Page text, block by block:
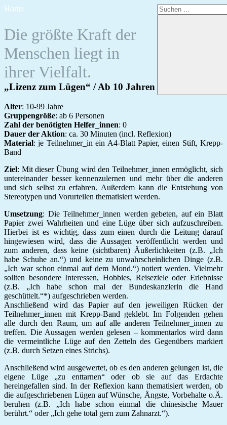
Zum
Home
Die größte Kraft der
Menschen liegt in
ihrer Vielfalt.
Suchen
nach:
„Lizenz zum Lügen“ / Ab 10 Jahren
Alter: 10-99 Jahre
Gruppengröße: ab 6 Personen
Zahl der benötigten Helfer_innen: 0
Dauer der Aktion: ca. 30 Minuten (incl. Reflexion)
Material: je Teilnehmer_in ein A4-Blatt Papier, einen Stift, Krepp-
Band
Ziel: Mit dieser Übung wird den Teilnehmer_innen ermöglicht, sich
untereinander besser kennenzulernen und mehr über die anderen
und sich selbst zu erfahren. Außerdem kann die Entstehung von
Stereotypen und Vorurteilen thematisiert werden.
Umsetzung: Die Teilnehmer_innen werden gebeten, auf ein Blatt
Papier zwei Wahrheiten und eine Lüge über sich aufzuschreiben.
Hierbei ist es wichtig, dass zum einen durch die Leitung darauf
hingewiesen wird, dass die Aussagen veröffentlicht werden und
zum anderen, dass keine (sichtbaren) Äußerlichkeiten (z.B. „Ich
habe Schuhe an.“) und keine zu unwahrscheinlichen Dinge (z.B.
„Ich war schon einmal auf dem Mond.“) notiert werden. Vielmehr
sollten besondere Interessen, Hobbies, Reiseziele oder Erlebnisse
(z.B. „Ich habe schon mal der Bundeskanzlerin die Hand
geschüttelt.“*) aufgeschrieben werden.
Anschließend wird das Papier auf den jeweiligen Rücken der
Teilnehmer_innen mit Krepp-Band geklebt. Im Folgenden gehen
alle durch den Raum, um auf alle anderen Teilnehmer_innen zu
treffen. Die Aussagen werden gelesen – kommentarlos wird dann
die vermeintliche Lüge auf den Zetteln des Gegenübers markiert
(z.B. durch Setzen eines Strichs).
Anschließend wird ausgewertet, ob es den anderen gelungen ist, die
eigene Lüge „zu enttarnen“ oder ob sie auf das Erdachte
hereingefallen sind. In der Reflexion kann thematisiert werden, ob
die aufgeschriebenen Lügen auf Wünsche, Ängste, Vorbehalte o.Ä.
beruhen (z.B. „Ich habe schon einmal die chinesische Mauer
berührt.“ oder „Ich gehe total gern zum Zahnarzt.“).